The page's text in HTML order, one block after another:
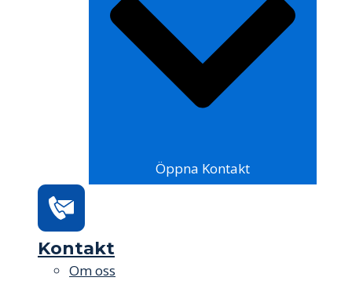
Öppna Kontakt
Kontakt
Om oss